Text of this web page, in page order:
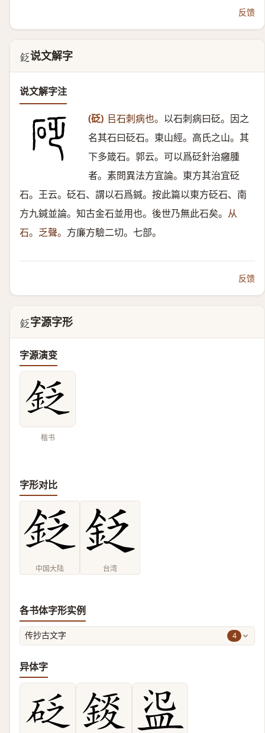
反馈
𨥧说文解字
说文解字注
(砭) 㠯石刺病也。 以石刺病曰砭。因之
名其石曰砭石。東山經。高氏之山。其
下多箴石。郭云。可以爲砭針治癰腫
者。素問異法方宜論。東方其治宜砭
石。王云。砭石、謂以石爲鍼。按此篇以東方砭石、南
方九鍼並論。知古金石並用也。後世乃無此石矣。 从
石。乏聲。 方廉方驗二切。七部。
反馈
𨥧 字源字形
字源演变
楷书
字形对比
中国大陆 台湾
各书体字形实例
传抄古文字 4
异体字